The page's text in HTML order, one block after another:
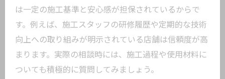
は一定の施工基準と安心感が担保されているからで
す。例えば、施工スタッフの研修履歴や定期的な技術
向上への取り組みが明示されている店舗は信頼度が高
まります。実際の相談時には、施工過程や使用材料に
ついても積極的に質問してみましょう。